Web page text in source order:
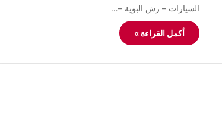
السيارات – رش البوية –…
أكمل القراءة »